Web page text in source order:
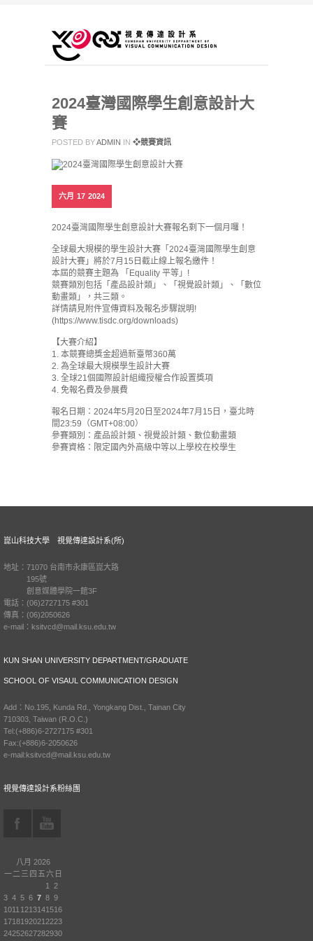
2024臺灣國際學生創意設計大
賽
POSTED BYADMIN IN ❖競賽資訊
六月 17 2024
2024臺灣國際學生創意設計大賽報名剩下一個月囉！
全球最大規模的學生設計大賽「2024臺灣國際學生創意
設計大賽」將於7月15日截止線上報名繳件！
本屆的競賽主題為 「Equality 平等」!
競賽類別包括「產品設計類」、「視覺設計類」、「數位
動畫類」，共三類。
詳情請見附件宣傳資料及報名步驟說明!
(https://www.tisdc.org/downloads)
【大賽介紹】
1. 本競賽總獎金超過新臺幣360萬
2. 為全球最大規模學生設計大賽
3. 全球21個國際設計組織授權合作設置獎項
4. 免報名費及參展費
報名日期：2024年5月20日至2024年7月15日，臺北時
間23:59（GMT+08:00）
參賽類別：產品設計類、視覺設計類、數位動畫類
參賽資格：限定國內外高級中等以上學校在校學生
崑山科技大學 視覺傳達設計系(所)
地址：71070 台南市永康區崑大路
195號
創意媒體學院一館3F
電話：(06)2727175 #301
傳真：(06)2050626
e-mail：ksitvcd@mail.ksu.edu.tw
KUN SHAN UNIVERSITY DEPARTMENT/GRADUATE
SCHOOL OF VISAUL COMMUNICATION DESIGN
Add：No.195, Kunda Rd., Yongkang Dist., Tainan City
710303, Taiwan (R.O.C.)
Tel:(+886)6-2727175 #301
Fax:(+886)6-2050626
e-mail:ksitvcd@mail.ksu.edu.tw
視覺傳達設計系粉絲團
八月 2026
一 二 三 四 五六 日
1
2
3 4 5 6 7 8 9
1011 1213141516
1718192021 2223
24252627282930